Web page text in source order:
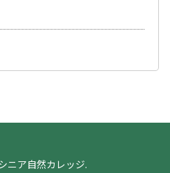
ニア自然カレッジ.